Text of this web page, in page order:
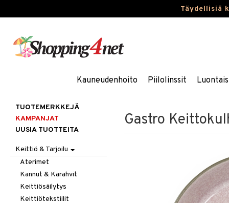
Täydellisiä
Kauneudenhoito Piilolinssit
Gastro
TUOTEMERKKEJÄ
KAMPANJAT
UUSIA TUOTTEITA
Keittiö & Tarjoilu
Aterimet
Kannut & Karahvit
Keittiösäilytys
Keittiötekstiilit